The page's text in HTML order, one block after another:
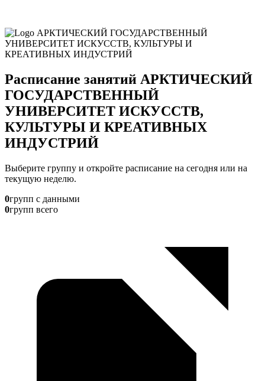
Расписание занятий АРКТИЧЕСКИЙ
ГОСУДАРСТВЕННЫЙ
УНИВЕРСИТЕТ ИСКУССТВ,
КУЛЬТУРЫ И КРЕАТИВНЫХ
ИНДУСТРИЙ
Выберите группу и откройте расписание на сегодня или на
текущую неделю.
0групп с данными
0групп всего